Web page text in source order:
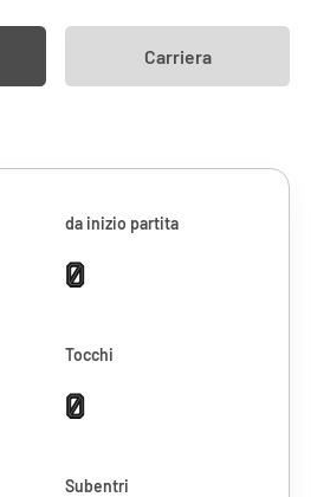
Carriera
da inizio partita
0
Tocchi
0
Subentri